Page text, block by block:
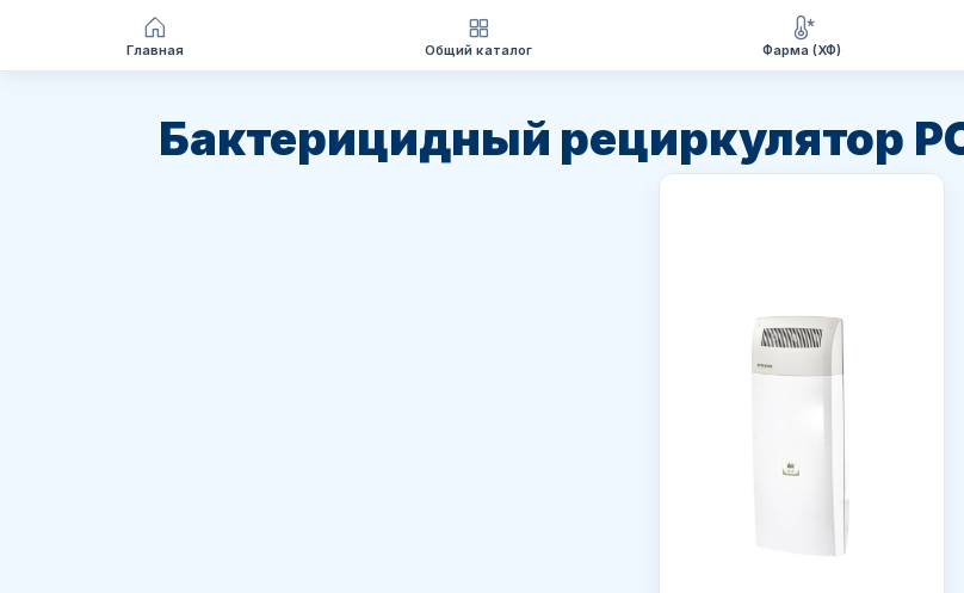
Перейти
содержимомуБактерицидный рециркулятор
Главная Общий каталог Фарма (ХФ)